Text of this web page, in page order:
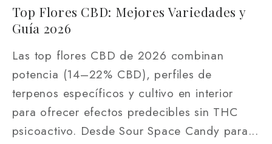
Top Flores CBD: Mejores Variedades y
Guía 2026
Las top flores CBD de 2026 combinan
potencia (14–22% CBD), perfiles de
terpenos específicos y cultivo en interior
para ofrecer efectos predecibles sin THC
psicoactivo. Desde Sour Space Candy para...